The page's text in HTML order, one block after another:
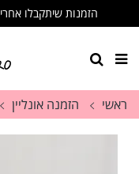
הזמנות שיתקבלו אחרי השעה 8:00 בבוקר –
תודה על ההבנה,
ראשי הזמנה אונליין